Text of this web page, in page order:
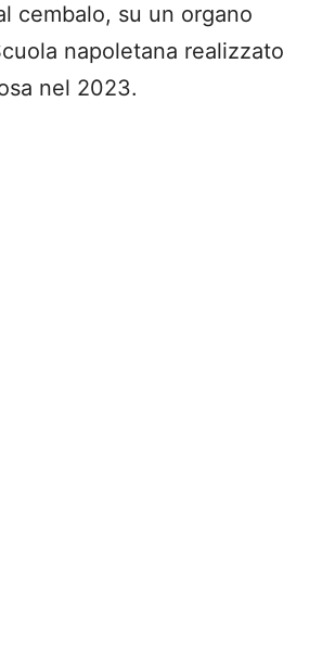
cembalo, su un organo
napoletana realizzato
nel 2023.